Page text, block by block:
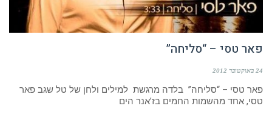
פאר טסי – “סליחה”
24 באוקטובר 2012
פאר טסי – “סליחה” בלדה מרגשת למילים ולחן של טל שגב פאר
טסי, אחד מהשמות החמים בז’אנר הים